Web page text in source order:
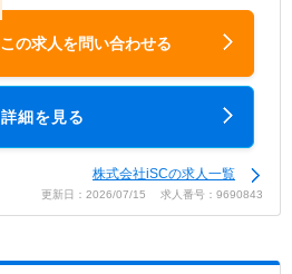
この求人を問い合わせる
詳細を見る
株式会社iSCの求人一覧
更新日：2026/07/15 求人番号：9690843